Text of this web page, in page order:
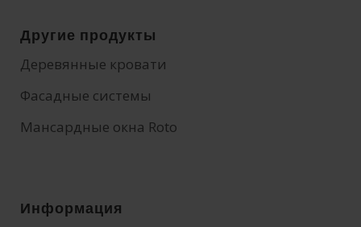
Другие продукты
Деревянные кровати
Фасадные системы
Мансардные окна Roto
Информация